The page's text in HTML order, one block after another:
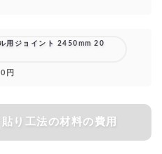
用ジョイント 2450mm 20
円
貼り工法の材料の費用